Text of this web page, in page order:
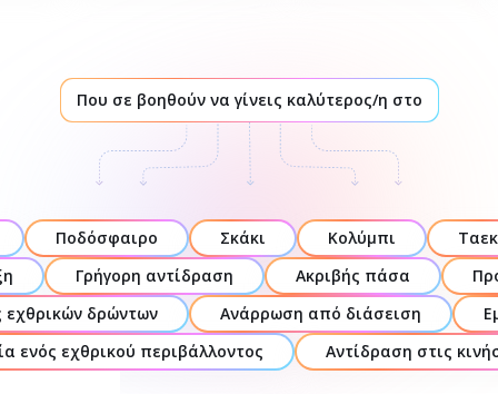
Που σε βοηθούν να γίνεις καλύτερος/η στο
Ποδόσφαιρο Σκάκι Κολύμπι
Γρήγορη αντίδραση Ακριβής πάσα
εχθρικών δρώντων
Ανάρρωση από διάσειση
ενός εχθρικού περιβάλλοντος
Αντίδραση στις